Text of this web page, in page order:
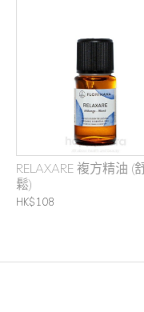
RELAXARE 複方精油 (
鬆)
HK$108